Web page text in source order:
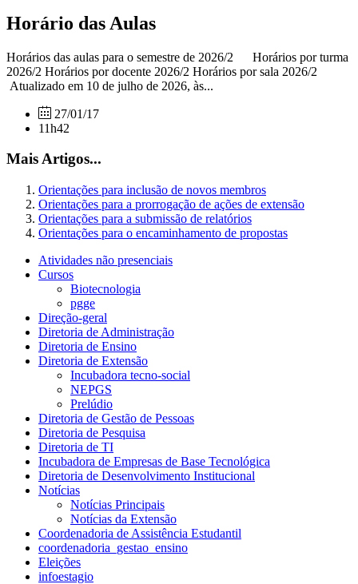
Horário das Aulas
Horários das aulas para o semestre de 2026/2 Horários por turma
2026/2 Horários por docente 2026/2 Horários por sala 2026/2
Atualizado em 10 de julho de 2026, às...
27/01/17
11h42
Mais Artigos...
Orientações para inclusão de novos membros
Orientações para a prorrogação de ações de extensão
Orientações para a submissão de relatórios
Orientações para o encaminhamento de propostas
Atividades não presenciais
Cursos
Biotecnologia
pgge
Direção-geral
Diretoria de Administração
Diretoria de Ensino
Diretoria de Extensão
Incubadora tecno-social
NEPGS
Prelúdio
Diretoria de Gestão de Pessoas
Diretoria de Pesquisa
Diretoria de TI
Incubadora de Empresas de Base Tecnológica
Diretoria de Desenvolvimento Institucional
Notícias
Notícias Principais
Notícias da Extensão
Coordenadoria de Assistência Estudantil
coordenadoria_gestao_ensino
Eleições
infoestagio